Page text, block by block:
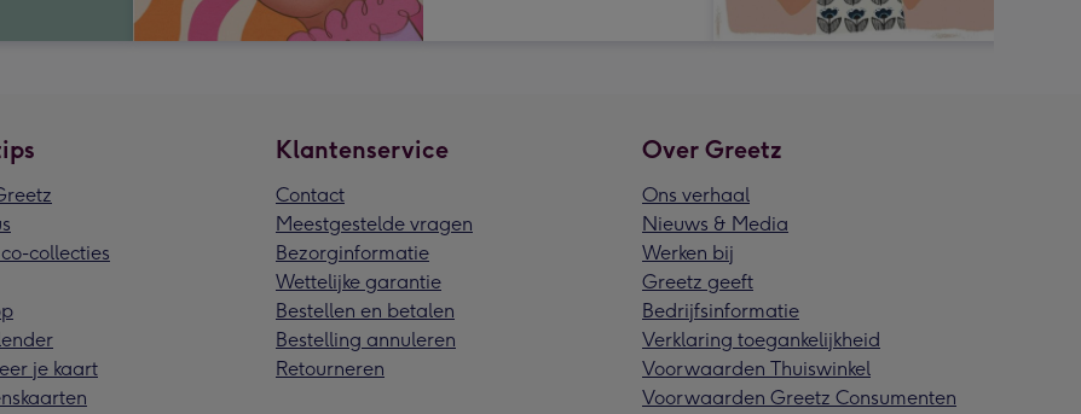
collecties
je kaart
Klantenservice
Contact
Meestgestelde vragen
Bezorginformatie
Wettelijke garantie
Bestellen en betalen
Bestelling annuleren
Retourneren
Over Greetz
Ons verhaal
Nieuws & Media
Werken bij
Greetz geeft
Bedrijfsinformatie
Verklaring toegankelijkheid
Voorwaarden Thuiswinkel
Voorwaarden Greetz Consumenten